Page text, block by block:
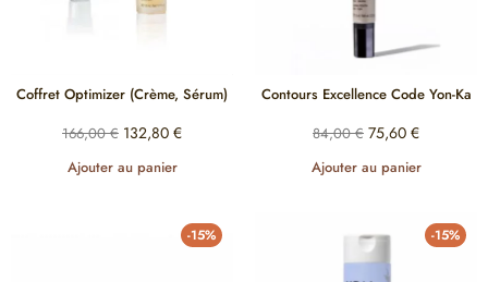
Coffret Optimizer (Crème, Sérum)
166,00€ 132,80 €
Ajouter au panier
Contours Excellence Code Yon-Ka
84,00€ 75,60 €
Ajouter au panier
-15% -15%